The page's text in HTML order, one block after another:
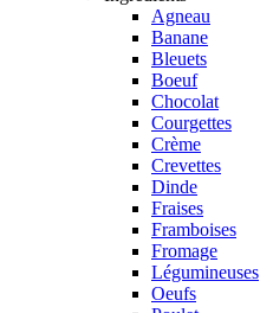
Agneau
Banane
Bleuets
Boeuf
Chocolat
Courgettes
Crème
Crevettes
Dinde
Fraises
Framboises
Fromage
Légumineuses
Oeufs